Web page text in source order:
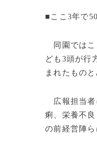
■ここ3年で
同園ではこ
ども3頭が行
まれたもの
広報担当者
痢、栄養不
の前経営陣